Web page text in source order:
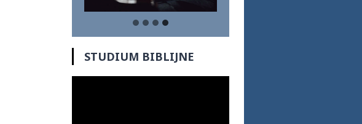
STUDIUM BIBLIJNE